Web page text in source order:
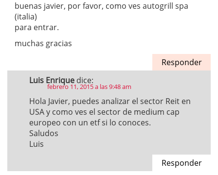
buenas javier, por favor, como ves autogrill spa
(italia)
para entrar.
muchas gracias
Responder
Luis Enrique dice:
febrero 11, 2015 a las 9:48 am
Hola Javier, puedes analizar el sector Reit en
USA y como ves el sector de medium cap
europeo con un etf si lo conoces.
Saludos
Luis
Responder